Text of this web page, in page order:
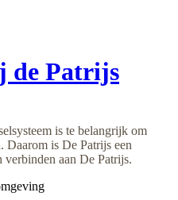
de Patrijs
is te belangrijk om
Daarom is De Patrijs een
aan De Patrijs.